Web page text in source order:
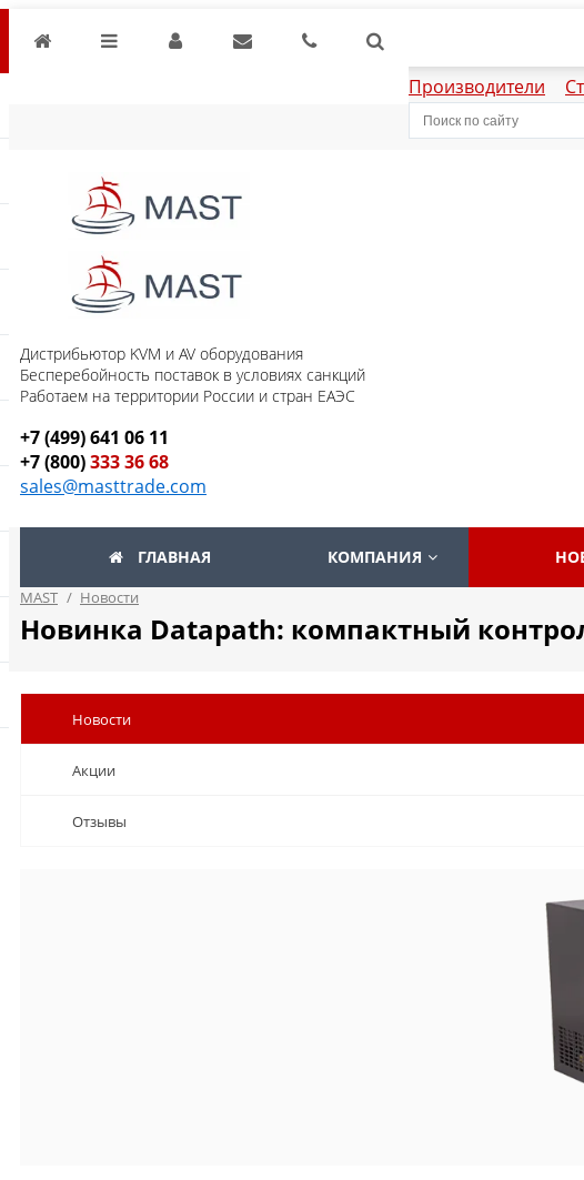
Производители
Дистрибьютор KVM и AV оборудования
Бесперебойность поставок в условиях санкций
Работаем на территории России и стран ЕАЭС
+7 (499) 641 06 11
+7 (800)333 36 68
sales@masttrade.com
ГЛАВНАЯ КОМПАНИЯ
MAST / Новости
Новинка Datapath: компактный
Новости
Акции
Отзывы